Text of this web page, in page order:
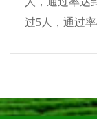
过5人，通过率